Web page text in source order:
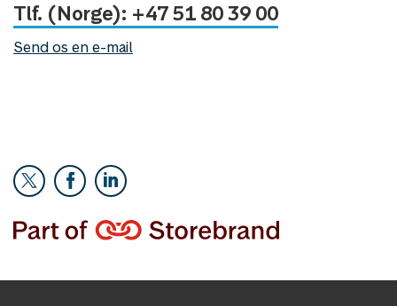
Tlf. (Norge): +47 51 80 39 00
Send os en e-mail